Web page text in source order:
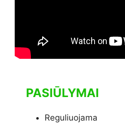
PASIŪLYMAI
Reguliuojama